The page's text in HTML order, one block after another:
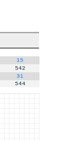
15
542
31
544